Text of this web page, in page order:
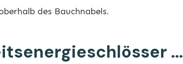
des Bauchnabels.
...